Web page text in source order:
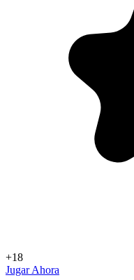
+18
Jugar Ahora